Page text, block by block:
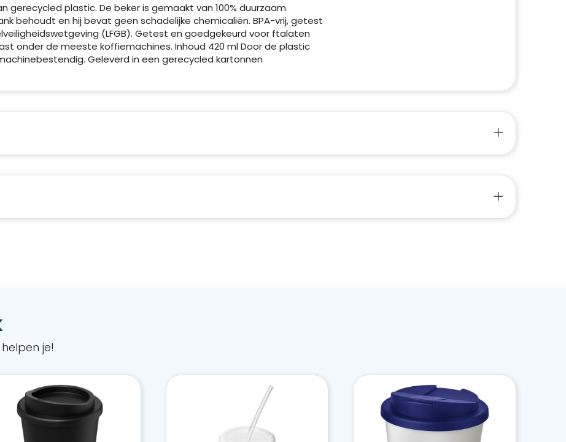
gerecycled plastic. De beker is gemaakt van 100% duurzaam
behoudt en hij bevat geen schadelijke chemicaliën. BPA-vrij, getest
(LFGB). Getest en goedgekeurd voor ftalaten
onder de meeste koffiemachines. Inhoud 420 ml Door de plastic
Geleverd in een gerecycled kartonnen
je!